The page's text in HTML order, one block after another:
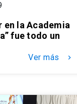
en la Academia
fue todo un
Ver más keyboard_arrow_right